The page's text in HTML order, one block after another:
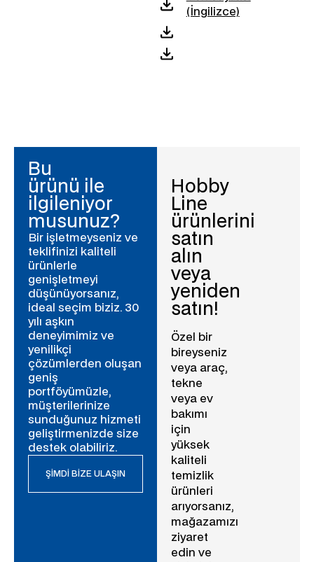
(İngilizce)
Bu
ürünü ile
ilgileniyor
musunuz?
Bir işletmeyseniz ve
teklifinizi kaliteli
ürünlerle
genişletmeyi
düşünüyorsanız,
ideal seçim biziz. 30
yılı aşkın
deneyimimiz ve
yenilikçi
çözümlerden oluşan
geniş
portföyümüzle,
müşterilerinize
sunduğunuz hizmeti
geliştirmenizde size
destek olabiliriz.
ŞIMDI BIZE ULAŞIN
Hobby
Line
ürünlerini
satın
alın
veya
yeniden
satın!
Özel bir
bireyseniz
veya araç,
tekne
veya ev
bakımı
için
yüksek
kaliteli
temizlik
ürünleri
arıyorsanız,
mağazamızı
ziyaret
edin ve